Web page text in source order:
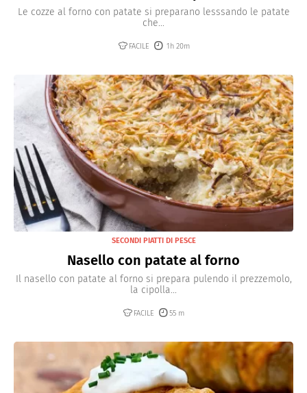
Le cozze al forno con patate si preparano lesssando le patate
che...
FACILE 1h 20m
SECONDI PIATTI DI PESCE
Nasello con patate al forno
Il nasello con patate al forno si prepara pulendo il prezzemolo,
la cipolla...
FACILE 55 m